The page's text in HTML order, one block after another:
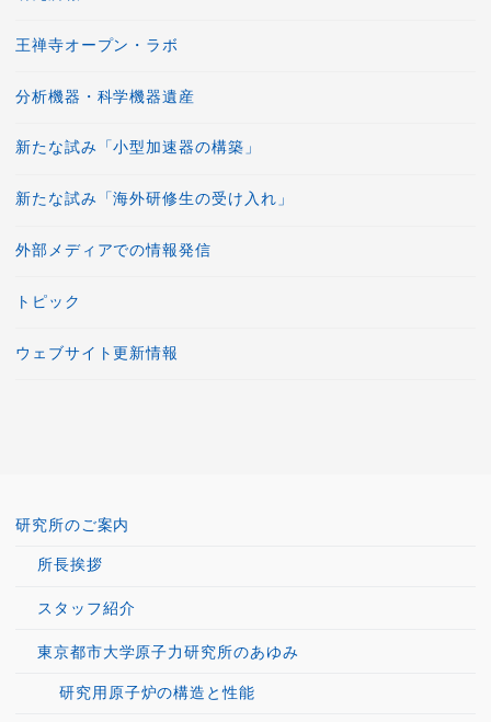
王禅寺オープン・ラボ
分析機器・科学機器遺産
新たな試み「小型加速器の構築」
新たな試み「海外研修生の受け入れ」
外部メディアでの情報発信
トピック
ウェブサイト更新情報
研究所のご案内
所長挨拶
スタッフ紹介
東京都市大学原子力研究所のあゆみ
研究用原子炉の構造と性能